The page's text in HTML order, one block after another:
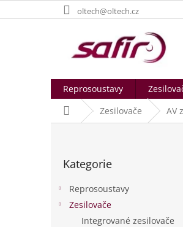
na
oltech@oltech.cz
Reprosoustavy
Domů Zesilovače AV
kategorie
Kategorie
Reprosoustavy
Zesilovače
Integrované zesilovače